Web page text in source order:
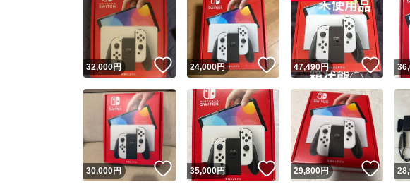
Yahoo!フリマが定めた一定の
安心取引出品者
安心取引出品者
取引実績
こ
商品画像の無断転載は
32,000円 いいね！
24,000円 いいね！
47,490円 いい
30,000円 いいね！
35,000円 いいね！
29,800円 いい